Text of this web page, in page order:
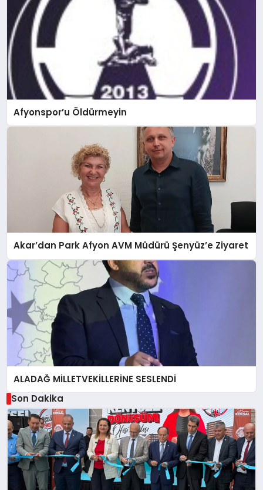
Afyonspor’u Öldürmeyin
Akar’dan Park Afyon AVM Müdürü Şenyüz’e Ziyaret
ALADAĞ MİLLETVEKİLLERİNE SESLENDİ
Son Dakika